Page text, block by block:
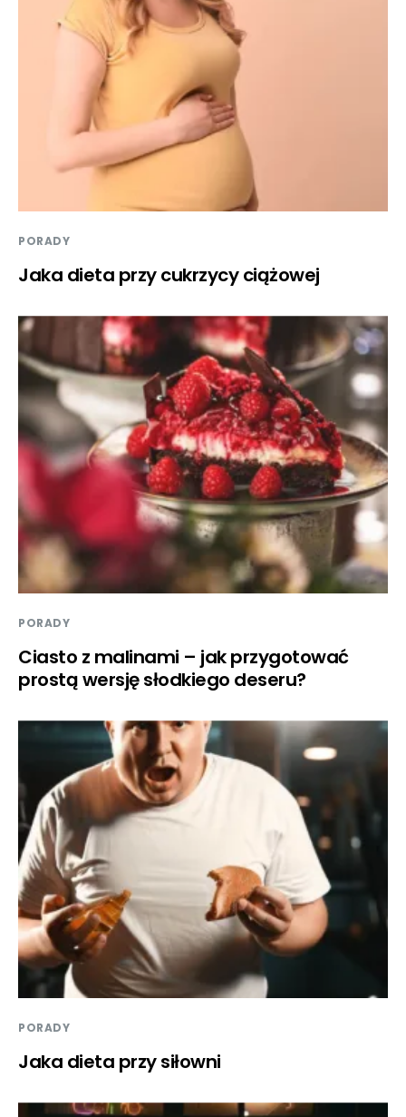
PORADY
Jaka dieta przy cukrzycy ciążowej
PORADY
Ciasto z malinami – jak przygotować
prostą wersję słodkiego deseru?
PORADY
Jaka dieta przy siłowni